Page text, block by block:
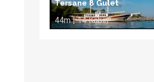
Tersane 8 Gulet
44m | 14 Kabin